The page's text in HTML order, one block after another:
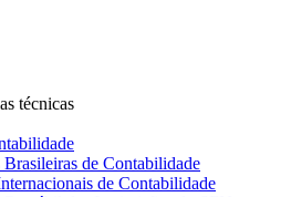
técnicas
de Contabilidade
de Contabilidade